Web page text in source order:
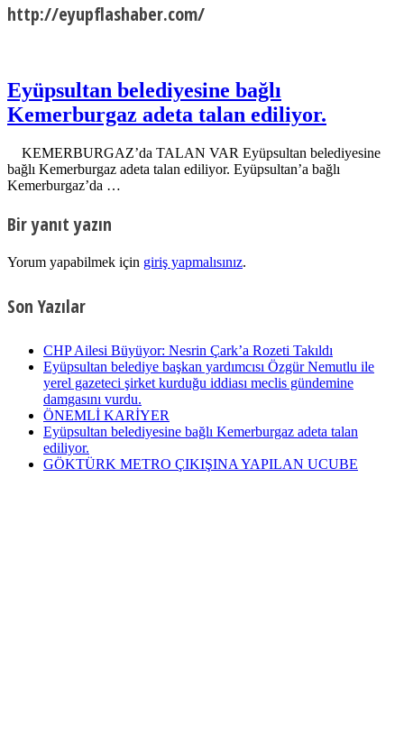
http://eyupflashaber.com/
Eyüpsultan belediyesine bağlı
Kemerburgaz adeta talan ediliyor.
KEMERBURGAZ’da TALAN VAR Eyüpsultan belediyesine
bağlı Kemerburgaz adeta talan ediliyor. Eyüpsultan’a bağlı
Kemerburgaz’da …
Bir yanıt yazın
Yorum yapabilmek için giriş yapmalısınız.
Son Yazılar
CHP Ailesi Büyüyor: Nesrin Çark’a Rozeti Takıldı
Eyüpsultan belediye başkan yardımcısı Özgür Nemutlu ile
yerel gazeteci şirket kurduğu iddiası meclis gündemine
damgasını vurdu.
ÖNEMLİ KARİYER
Eyüpsultan belediyesine bağlı Kemerburgaz adeta talan
ediliyor.
GÖKTÜRK METRO ÇIKIŞINA YAPILAN UCUBE